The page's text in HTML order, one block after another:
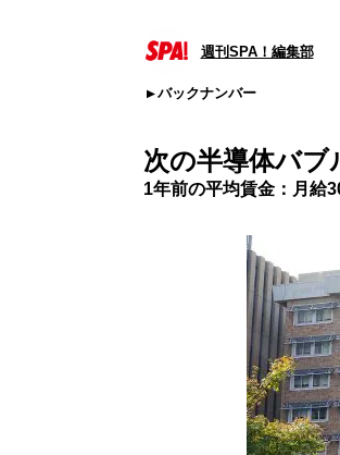
週刊SPA！編集部
バックナンバー
次の半導体バブ
1年前の平均賃金：月